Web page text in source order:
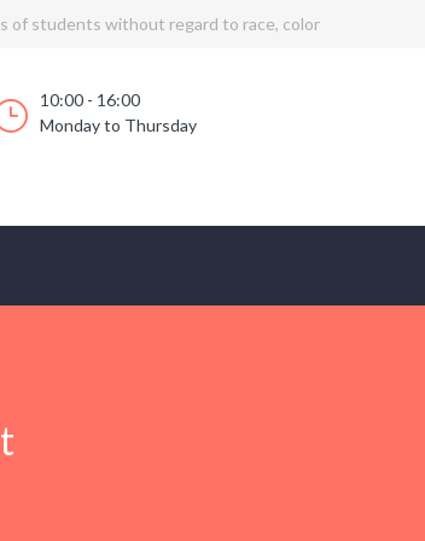
of students without regard to race, color
10:00 - 16:00
Monday to Thursday